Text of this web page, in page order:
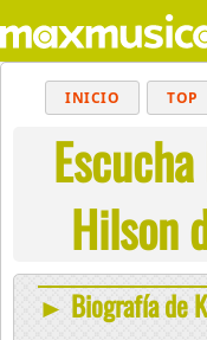
INICIO TOP
BALADAS
Hilson
► Biografía de